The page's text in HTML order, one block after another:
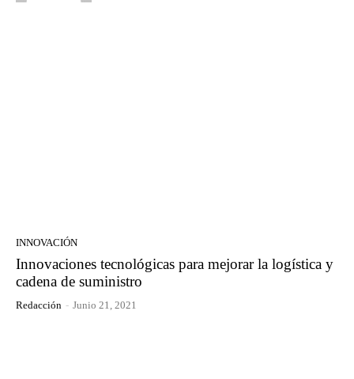
INNOVACIÓN
Innovaciones tecnológicas para mejorar la logística y
cadena de suministro
Redacción - Junio 21, 2021